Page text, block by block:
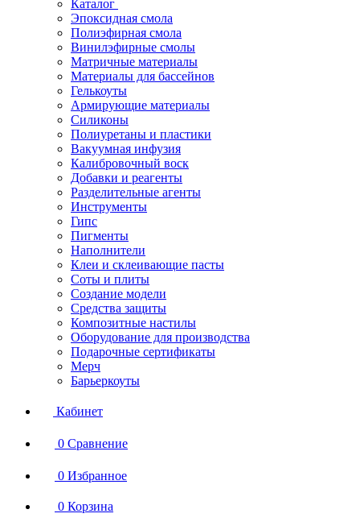
Каталог
Эпоксидная смола
Полиэфирная смола
Винилэфирные смолы
Матричные материалы
Материалы для бассейнов
Гелькоуты
Армирующие материалы
Силиконы
Полиуретаны и пластики
Вакуумная инфузия
Калибровочный воск
Добавки и реагенты
Разделительные агенты
Инструменты
Гипс
Пигменты
Наполнители
Клеи и склеивающие пасты
Соты и плиты
Создание модели
Средства защиты
Композитные настилы
Оборудование для производства
Подарочные сертификаты
Мерч
Барьеркоуты
Кабинет
0 Сравнение
0 Избранное
0 Корзина